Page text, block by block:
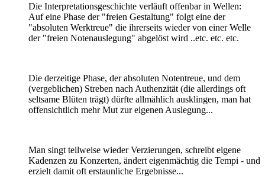
Die Interpretationsgeschichte verläuft offenbar in Wellen:
Auf eine Phase der "freien Gestaltung" folgt eine der
"absoluten Werktreue" die ihrerseits wieder von einer Welle
der "freien Notenauslegung" abgelöst wird ..etc. etc. etc.
Die derzeitige Phase, der absoluten Notentreue, und dem
(vergeblichen) Streben nach Authenzität (die allerdings oft
seltsame Blüten trägt) dürfte allmählich ausklingen, man hat
offensichtlich mehr Mut zur eigenen Auslegung...
Man singt teilweise wieder Verzierungen, schreibt eigene
Kadenzen zu Konzerten, ändert eigenmächtig die Tempi - und
erzielt damit oft erstaunliche Ergebnisse...